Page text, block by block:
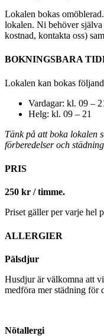
Lokalen bokas
lokalen. Ni behöver
kostnad, kontakta oss)
BOKNINGSBARA
Lokalen kan bokas
Vardagar: kl. 09 –
Helg: kl. 09 – 21
Tänk på att boka lokalen
förberedelser och
PRIS
250 kr / timme.
Priset gäller per varje hel
ALLERGIER
Pälsdjur
Husdjur är välkomna att
medföra mer städning för
Nötallergi